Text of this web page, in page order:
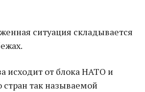
ситуация складывается
исходит от блока НАТО и
так называемой